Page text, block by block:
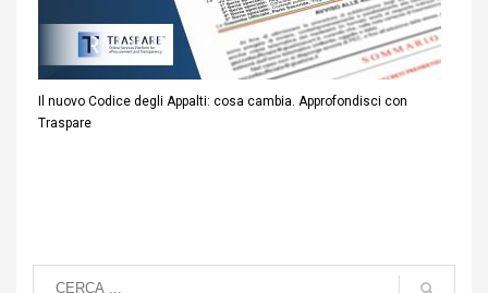
Il nuovo Codice degli Appalti: cosa cambia. Approfondisci con
Traspare